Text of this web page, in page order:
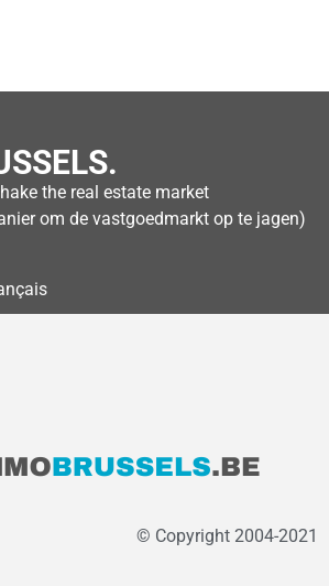
the real estate market
om de vastgoedmarkt op te jagen)
© Copyright 2004-2021